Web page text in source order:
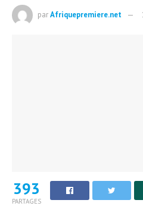
parAfriquepremiere.net
393
PARTAGES